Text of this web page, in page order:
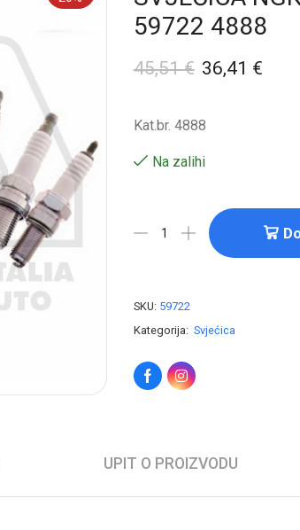
59722 4888
45,51€ 36,41 €
Kat.br. 4888
Na zalihi
SKU: 59722
Kategorija: Svjećica
UPIT O PROIZVODU